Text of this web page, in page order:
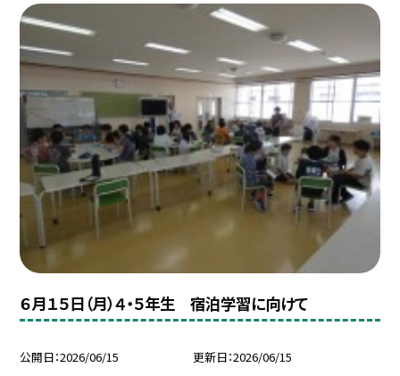
６月１５日（月）４・５年生 宿泊学習に向けて
公開日 2026/06/15 更新日 2026/06/15